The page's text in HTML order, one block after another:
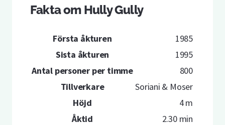
Fakta om Hully Gully
Första åkturen
1985
Sista åkturen
1995
Antal personer per timme
800
Tillverkare
Soriani & Moser
Höjd
4 m
Åktid
2.30 min